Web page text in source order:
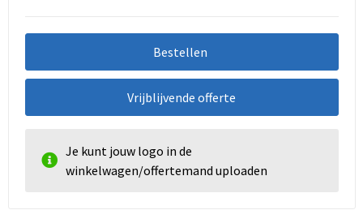
Bestellen
Vrijblijvende offerte
Je kunt jouw logo in de
winkelwagen/offertemand uploaden